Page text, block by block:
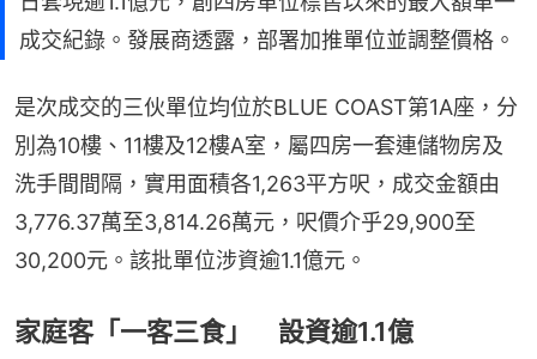
成交紀錄。發展商透露，部署加推單位並調整價格。
是次成交的三伙單位均位於BLUE COAST第1A座，分
別為10樓、11樓及12樓A室，屬四房一套連儲物房及
洗手間間隔，實用面積各1,263平方呎，成交金額由
3,776.37萬至3,814.26萬元，呎價介乎29,900至
30,200元。該批單位涉資逾1.1億元。
家庭客「一客三食」 設資逾1.1億